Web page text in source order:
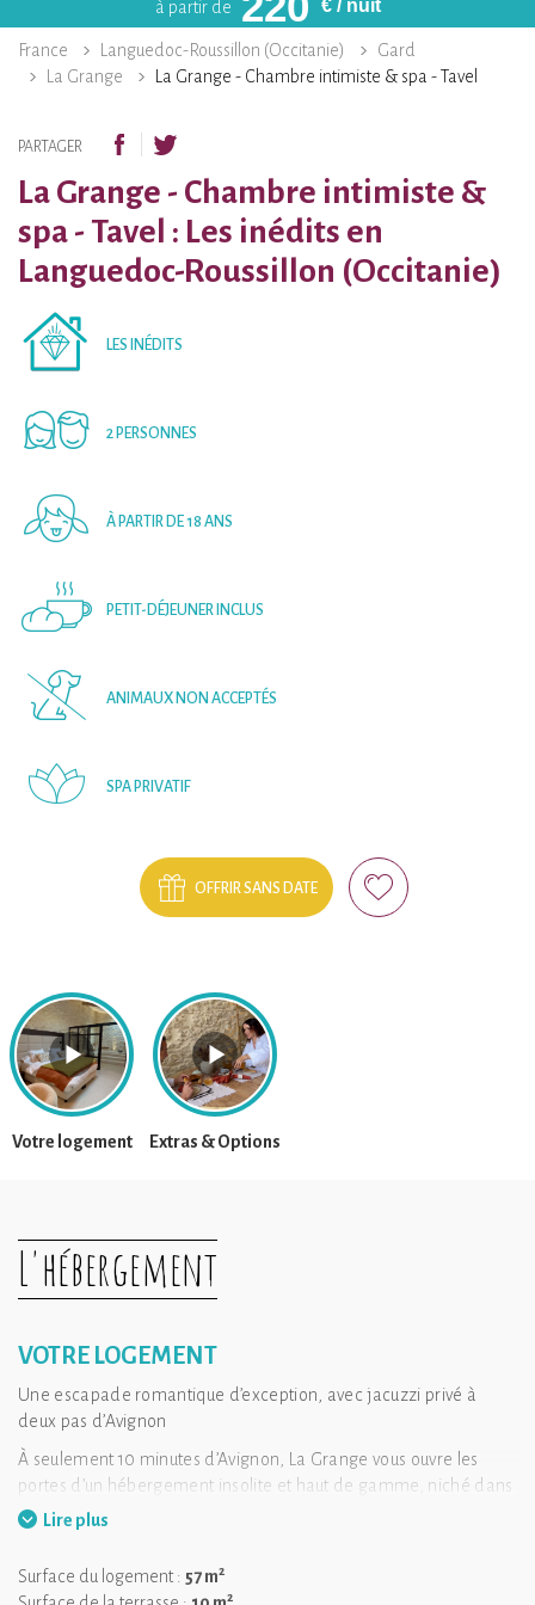
à partir de € / nuit
France Languedoc-Roussillon (Occitanie)
Gard
La Grange
La Grange - Chambre intimiste & spa - Tavel
PARTAGER
La Grange - Chambre intimiste &
spa - Tavel : Les inédits en
Languedoc-Roussillon (Occitanie)
LES INÉDITS
2 PERSONNES
À PARTIR DE 18 ANS
PETIT-DÉJEUNER INCLUS
ANIMAUX NON ACCEPTÉS
SPA PRIVATIF
OFFRIR SANS DATE
Votre logement Extras & Options
L'hébergement
VOTRE LOGEMENT
Une escapade romantique d’exception, avec jacuzzi privé à
deux pas d’Avignon
À seulement 10 minutes d’Avignon, La Grange vous ouvre les
portes d’un hébergement insolite et haut de gamme, niché dans
une ancienne grange rénovée avec goût.
Ici, tout est pensé pour un séjour en amoureux inoubliable :
Lire plus
Surface du logement : 57 m2
2